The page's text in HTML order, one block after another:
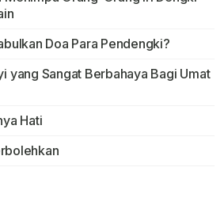
Doa Para Pendengki?
yang Sangat Berbahaya Bagi Umat
Hati